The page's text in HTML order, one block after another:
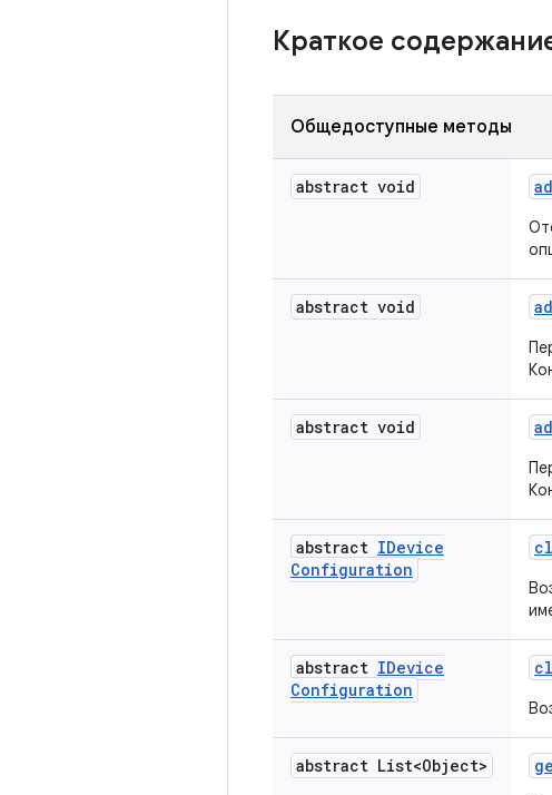
Краткое
Общедоступные методы
abstract void
abstract void
abstract void
abstract IDevice
Configuration
abstract IDevice
Configuration
abstract List<Object>